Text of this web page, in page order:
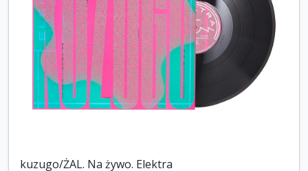
kuzugo/ŻAL. Na żywo. Elektra